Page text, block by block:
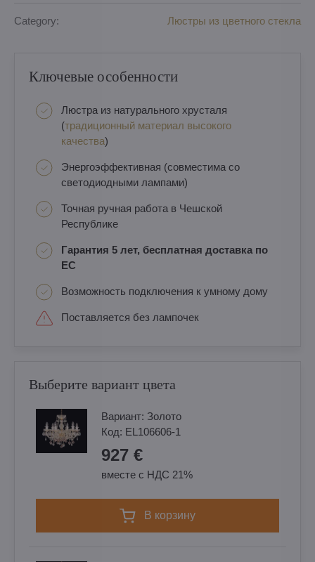
Category: Люстры из цветного стекла
Ключевые особенности
Люстра из натурального хрусталя
(традиционный материал высокого
качества)
Энергоэффективная (совместима со
светодиодными лампами)
Точная ручная работа в Чешской
Республике
Гарантия 5 лет, бесплатная доставка по
ЕС
Возможность подключения к умному дому
Поставляется без лампочек
Выберите вариант цвета
Вариант: Золотo
Код: EL106606-1
927 €
вместе с НДС 21%
в корзину